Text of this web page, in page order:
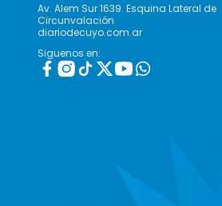
Av. Alem Sur 1639. Esquina Lateral de
Circunvalación
diariodecuyo.com.ar
Siguenos en: